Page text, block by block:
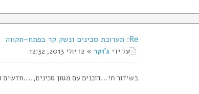
Re: תערוכת סכינים ונשק קר בפתח-תקווה
על ידי ג'וקר » 12 יולי 2013, 12:32
בשידור חי...דוכנים עם מגוון